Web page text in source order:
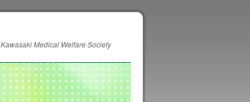
Kawasaki Medical Welfare Society